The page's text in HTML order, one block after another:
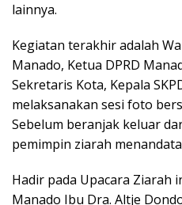
lainnya.
Kegiatan terakhir adalah
Manado, Ketua DPRD
Sekretaris Kota, Kepala
melaksanakan sesi foto
Sebelum beranjak keluar
pemimpin ziarah
Hadir pada Upacara Ziarah
Manado Ibu Dra. Altje